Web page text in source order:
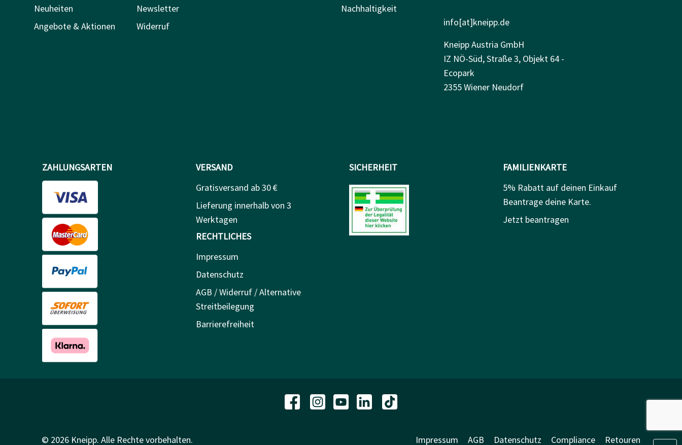
Neuheiten
Angebote & Aktionen
Newsletter
Widerruf
Nachhaltigkeit
info[at]kneipp.de
Kneipp Austria GmbH
IZ NÖ-Süd, Straße 3, Objekt 64 -
Ecopark
2355 Wiener Neudorf
ZAHLUNGSARTEN
VERSAND
Gratisversand ab 30 €
Lieferung innerhalb von 3
Werktagen
RECHTLICHES
Impressum
Datenschutz
AGB / Widerruf / Alternative
Streitbeilegung
Barrierefreiheit
SICHERHEIT
FAMILIENKARTE
5% Rabatt auf deinen Einkauf
Beantrage deine Karte.
Jetzt beantragen
© 2026 Kneipp. Alle Rechte vorbehalten. Impressum AGB Datenschutz Compliance Retouren